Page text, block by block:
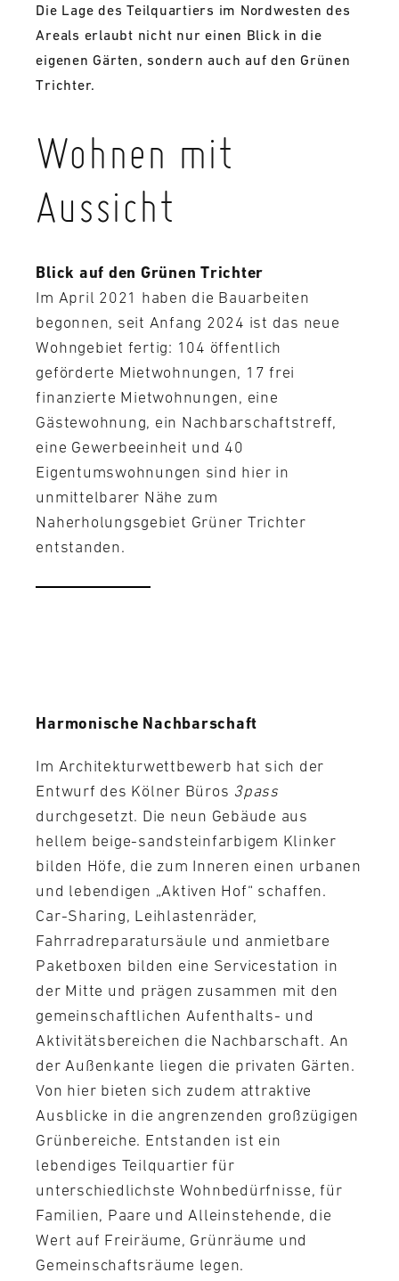
Die Lage des Teilquartiers im Nordwesten des
Areals erlaubt nicht nur einen Blick in die
eigenen Gärten, sondern auch auf den Grünen
Trichter.
Wohnen mit
Aussicht
Blick auf den Grünen Trichter
Im April 2021 haben die Bauarbeiten
begonnen, seit Anfang 2024 ist das neue
Wohngebiet fertig: 104 öffentlich
geförderte Mietwohnungen, 17 frei
finanzierte Mietwohnungen, eine
Gästewohnung, ein Nachbarschaftstreff,
eine Gewerbeeinheit und 40
Eigentumswohnungen sind hier in
unmittelbarer Nähe zum
Naherholungsgebiet Grüner Trichter
entstanden.
Harmonische Nachbarschaft
Im Architekturwettbewerb hat sich der
Entwurf des Kölner Büros 3pass
durchgesetzt. Die neun Gebäude aus
hellem beige-sandsteinfarbigem Klinker
bilden Höfe, die zum Inneren einen urbanen
und lebendigen „Aktiven Hof“ schaffen.
Car-Sharing, Leihlastenräder,
Fahrradreparatursäule und anmietbare
Paketboxen bilden eine Servicestation in
der Mitte und prägen zusammen mit den
gemeinschaftlichen Aufenthalts- und
Aktivitätsbereichen die Nachbarschaft. An
der Außenkante liegen die privaten Gärten.
Von hier bieten sich zudem attraktive
Ausblicke in die angrenzenden großzügigen
Grünbereiche. Entstanden ist ein
lebendiges Teilquartier für
unterschiedlichste Wohnbedürfnisse, für
Familien, Paare und Alleinstehende, die
Wert auf Freiräume, Grünräume und
Gemeinschaftsräume legen.